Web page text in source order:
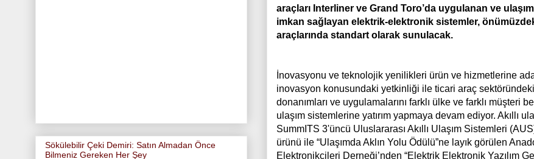
araçları Interliner ve Grand Toro’da uygulanan ve
imkan sağlayan elektrik-elektronik sistemler,
araçlarında standart olarak sunulacak.
İnovasyonu ve teknolojik yenilikleri ürün ve hizmetlerine
inovasyon konusundaki yetkinliği ile ticari araç
donanımları ve uygulamalarını farklı ülke ve farklı
ulaşım sistemlerine yatırım yapmaya devam ediyor. Akıllı
SummITS 3'üncü Uluslararası Akıllı Ulaşım Sistemleri
ürünü ile “Ulaşımda Aklın Yolu Ödülü”ne layık görülen
Elektronikçileri Derneği’nden “Elektrik Elektronik Yazılım
Sökülebilir Çeki Demiri: Satın Almadan Önce
Bilmeniz Gereken Her Şey